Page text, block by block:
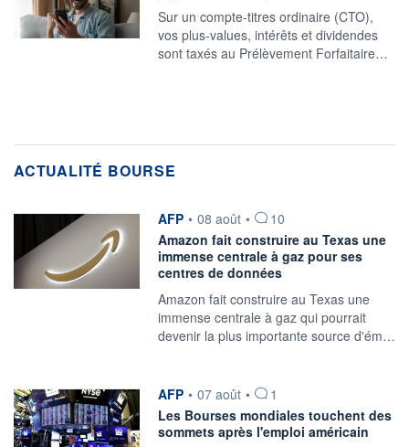
Sur un compte-titres ordinaire (CTO),
vos plus-values, intérêts et dividendes
sont taxés au Prélèvement Forfaitaire…
ACTUALITÉ BOURSE
information fournie par
AFP • 08 août •
10
Amazon fait construire au Texas une
immense centrale à gaz pour ses
centres de données
Amazon fait construire au Texas une
immense centrale à gaz qui pourrait
devenir la plus importante source d'ém…
information fournie par
AFP • 07 août •
1
Les Bourses mondiales touchent des
sommets après l'emploi américain